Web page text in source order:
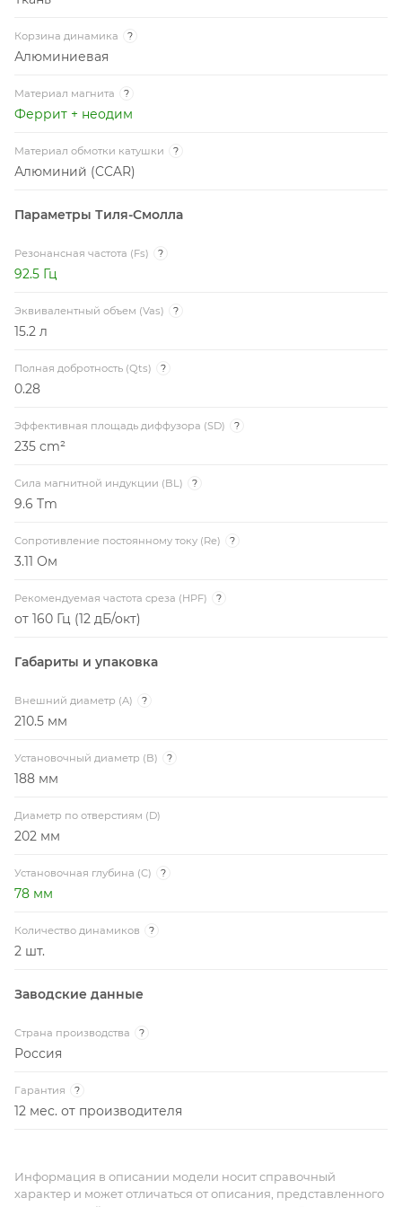
Корзина динамика ?
Алюминиевая
Материал магнита ?
Феррит + неодим
Материал обмотки катушки ?
Алюминий (CCAR)
Параметры Тиля-Смолла
Резонансная частота (Fs) ?
92.5 Гц
Эквивалентный объем (Vas) ?
15.2 л
Полная добротность (Qts) ?
0.28
Эффективная площадь диффузора (SD) ?
235 cm²
Сила магнитной индукции (BL) ?
9.6 Tm
Сопротивление постоянному току (Re) ?
3.11 Ом
Рекомендуемая частота среза (HPF) ?
от 160 Гц (12 дБ/окт)
Габариты и упаковка
Внешний диаметр (A) ?
210.5 мм
Установочный диаметр (B) ?
188 мм
Диаметр по отверстиям (D)
202 мм
Установочная глубина (C) ?
78 мм
Количество динамиков ?
2 шт.
Заводские данные
Страна производства ?
Россия
Гарантия ?
12 мес. от производителя
Информация в описании модели носит справочный
характер и может отличаться от описания, представленного